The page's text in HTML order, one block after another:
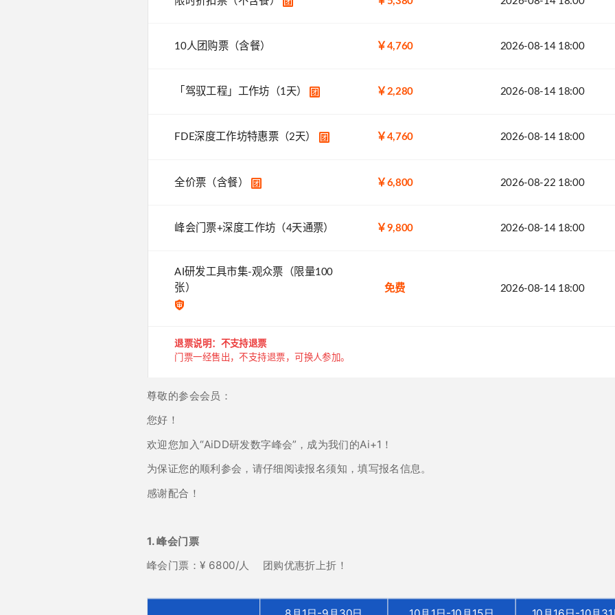
尊敬的参会会员：
您好！
欢迎您加入“AiDD研发数字峰会”，成为我们的Ai+1！
为保证您的顺利参会，请仔细阅读报名须知，填写报名信息。
感谢配合！
1. 峰会门票
峰会门票：¥ 6800/人 团购优惠折上折！